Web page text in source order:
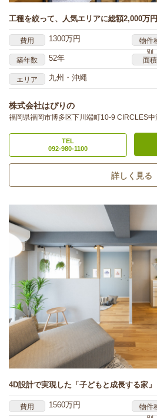
工種を絞って、人気エリアに総額2,000万
費用 1300万円
物件
別
築年数 52年 面積
エリア 九州・沖縄
株式会社はぴりの
福岡県福岡市博多区下川端町10-9 CIRCLES中
TEL
092-980-1100
詳しく見る
4D設計で実現した「子どもと成長する家」
費用 1560万円
物件